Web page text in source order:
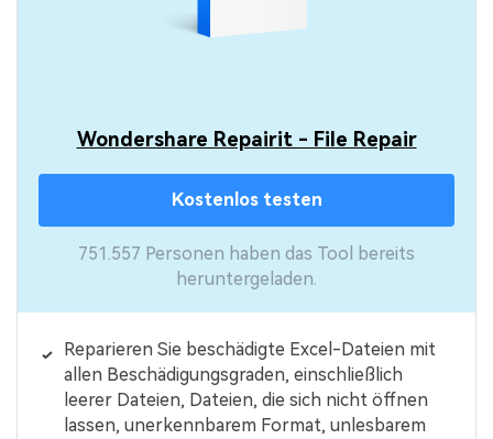
Wondershare Repairit - File Repair
Kostenlos testen
751.557 Personen haben das Tool bereits
heruntergeladen.
Reparieren Sie beschädigte Excel-Dateien mit
allen Beschädigungsgraden, einschließlich
leerer Dateien, Dateien, die sich nicht öffnen
lassen, unerkennbarem Format, unlesbarem